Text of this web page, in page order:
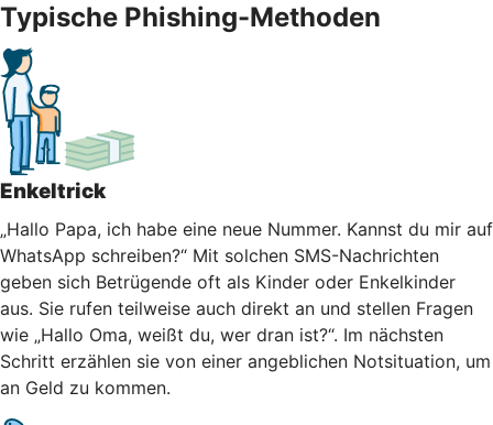
Typische Phishing-Methoden
Enkeltrick
„Hallo Papa, ich habe eine neue Nummer. Kannst du mir auf
WhatsApp schreiben?“ Mit solchen SMS-Nachrichten
geben sich Betrügende oft als Kinder oder Enkelkinder
aus. Sie rufen teilweise auch direkt an und stellen Fragen
wie „Hallo Oma, weißt du, wer dran ist?“. Im nächsten
Schritt erzählen sie von einer angeblichen Notsituation, um
an Geld zu kommen.